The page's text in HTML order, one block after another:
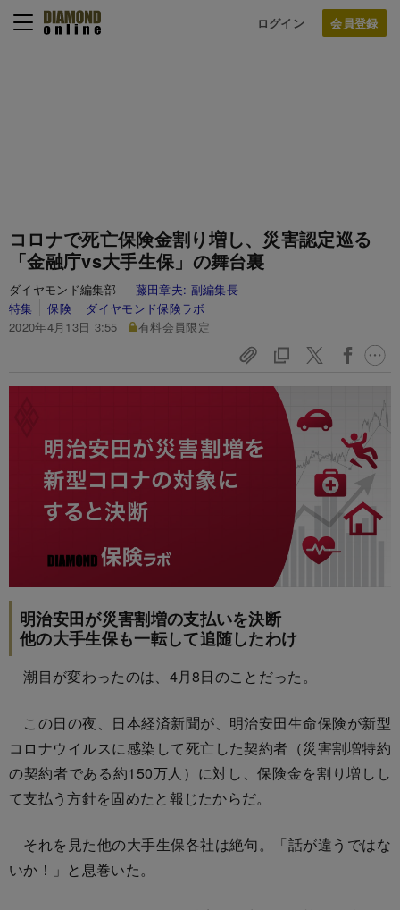
ログイン
コロナで死亡保険金割り増し、災害認定巡る
「金融庁vs大手生保」の舞台裏
ダイヤモンド編集部 藤田章夫: 副編集長
特集
保険
ダイヤモンド保険ラボ
2020年4月13日 3:55
有料会員限定
明治安田が災害割増の支払いを決断
他の大手生保も一転して追随したわけ
潮目が変わったのは、4月8日のことだった。
この日の夜、日本経済新聞が、明治安田生命保険が新型
コロナウイルスに感染して死亡した契約者（災害割増特約
の契約者である約150万人）に対し、保険金を割り増しし
て支払う方針を固めたと報じたからだ。
それを見た他の大手生保各社は絶句。「話が違うではな
いか！」と息巻いた。